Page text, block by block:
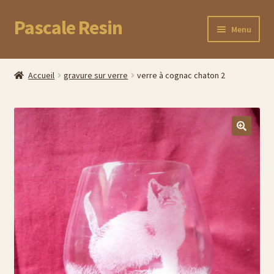
Aller
à
navigation
Aller
au
Pascale Resin Menu
Accueil
Commande
Panier
Mon compte
Suivez votre commande
Cadeaux uniques pour la fête des Mères
Accueil gravure sur verre verre à cognac chaton 2